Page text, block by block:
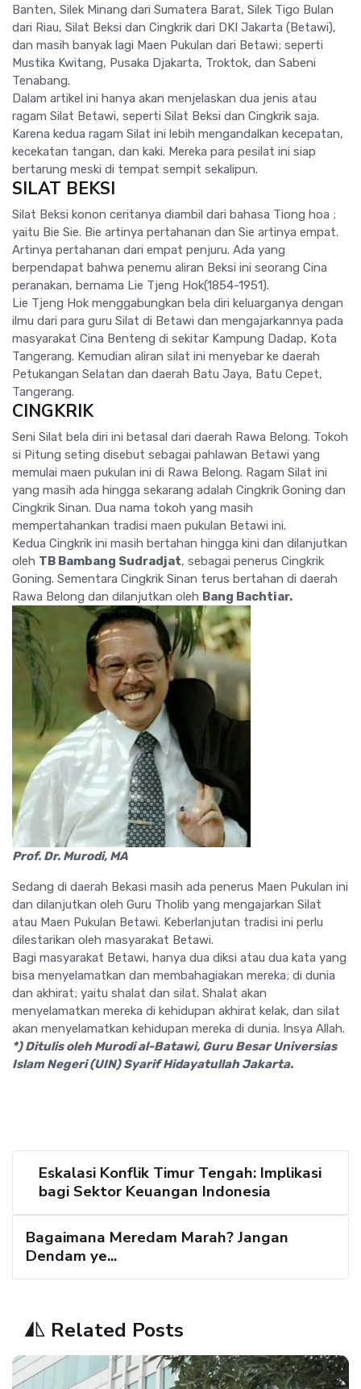
Banten, Silek Minang dari Sumatera Barat, Silek Tigo Bulan
dari Riau, Silat Beksi dan Cingkrik dari DKI Jakarta (Betawi),
dan masih banyak lagi Maen Pukulan dari Betawi; seperti
Mustika Kwitang, Pusaka Djakarta, Troktok, dan Sabeni
Tenabang.
Dalam artikel ini hanya akan menjelaskan dua jenis atau
ragam Silat Betawi, seperti Silat Beksi dan Cingkrik saja.
Karena kedua ragam Silat ini lebih mengandalkan kecepatan,
kecekatan tangan, dan kaki. Mereka para pesilat ini siap
bertarung meski di tempat sempit sekalipun.
SILAT BEKSI
Silat Beksi konon ceritanya diambil dari bahasa Tiong hoa ;
yaitu Bie Sie. Bie artinya pertahanan dan Sie artinya empat.
Artinya pertahanan dari empat penjuru. Ada yang
berpendapat bahwa penemu aliran Beksi ini seorang Cina
peranakan, bernama Lie Tjeng Hok(1854-1951).
Lie Tjeng Hok menggabungkan bela diri keluarganya dengan
ilmu dari para guru Silat di Betawi dan mengajarkannya pada
masyarakat Cina Benteng di sekitar Kampung Dadap, Kota
Tangerang. Kemudian aliran silat ini menyebar ke daerah
Petukangan Selatan dan daerah Batu Jaya, Batu Cepet,
Tangerang.
CINGKRIK
Seni Silat bela diri ini betasal dari daerah Rawa Belong. Tokoh
si Pitung seting disebut sebagai pahlawan Betawi yang
memulai maen pukulan ini di Rawa Belong. Ragam Silat ini
yang masih ada hingga sekarang adalah Cingkrik Goning dan
Cingkrik Sinan. Dua nama tokoh yang masih
mempertahankan tradisi maen pukulan Betawi ini.
Kedua Cingkrik ini masih bertahan hingga kini dan dilanjutkan
oleh TB Bambang Sudradjat, sebagai penerus Cingkrik
Goning. Sementara Cingkrik Sinan terus bertahan di daerah
Rawa Belong dan dilanjutkan oleh Bang Bachtiar.
Prof. Dr. Murodi, MA
Sedang di daerah Bekasi masih ada penerus Maen Pukulan ini
dan dilanjutkan oleh Guru Tholib yang mengajarkan Silat
atau Maen Pukulan Betawi. Keberlanjutan tradisi ini perlu
dilestarikan oleh masyarakat Betawi.
Bagi masyarakat Betawi, hanya dua diksi atau dua kata yang
bisa menyelamatkan dan membahagiakan mereka; di dunia
dan akhirat; yaitu shalat dan silat. Shalat akan
menyelamatkan mereka di kehidupan akhirat kelak, dan silat
akan menyelamatkan kehidupan mereka di dunia. Insya Allah.
*) Ditulis oleh Murodi al-Batawi, Guru Besar Universias
Islam Negeri (UIN) Syarif Hidayatullah Jakarta.
Eskalasi Konflik Timur Tengah: Implikasi
bagi Sektor Keuangan Indonesia
Bagaimana Meredam Marah? Jangan
Dendam ye...
Related Posts